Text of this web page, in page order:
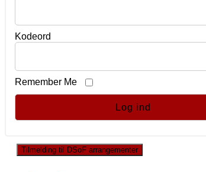
Kodeord
Remember Me
Tilmelding til DSoF arrangementer